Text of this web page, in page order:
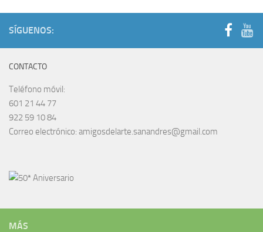
SÍGUENOS:
CONTACTO
Teléfono móvil:
601 21 44 77
922 59 10 84
Correo electrónico: amigosdelarte.sanandres@gmail.com
MÁS